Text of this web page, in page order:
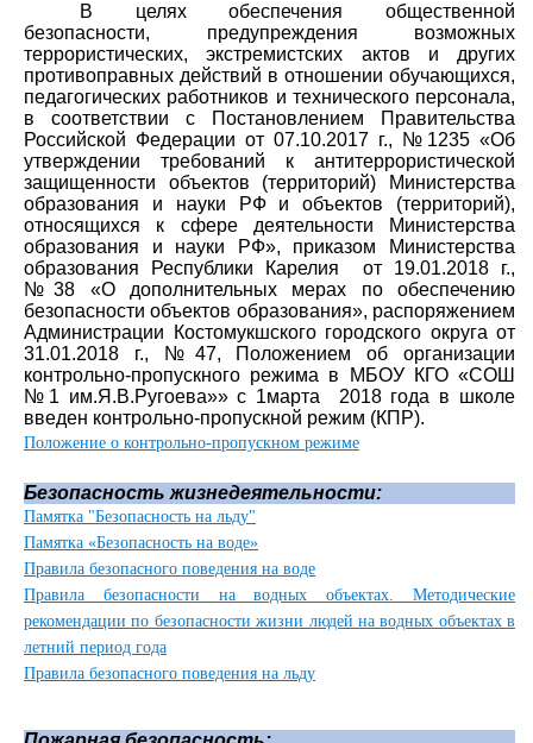
В целях обеспечения общественной
безопасности, предупреждения возможных
террористических, экстремистских актов и других
противоправных действий в отношении обучающихся,
педагогических работников и технического персонала,
в соответствии с Постановлением Правительства
Российской Федерации от 07.10.2017 г., №1235 «Об
утверждении требований к антитеррористической
защищенности объектов (территорий) Министерства
образования и науки РФ и объектов (территорий),
относящихся к сфере деятельности Министерства
образования и науки РФ», приказом Министерства
образования Республики Карелия от 19.01.2018 г.,
№38 «О дополнительных мерах по обеспечению
безопасности объектов образования», распоряжением
Администрации Костомукшского городского округа от
31.01.2018 г., №47, Положением об организации
контрольно-пропускного режима в МБОУ КГО «СОШ
№1 им.Я.В.Ругоева»»с 1марта 2018 года в школе
введен контрольно-пропускной режим (КПР).
Положение о контрольно-пропускном режиме
Безопасность жизнедеятельности:
Памятка "Безопасность на льду"
Памятка «Безопасность на воде»
Правила безопасного поведения на воде
Правила безопасности на водных объектах. Методические
рекомендации по безопасности жизни людей на водных объектах в
летний период года
Правила безопасного поведения на льду